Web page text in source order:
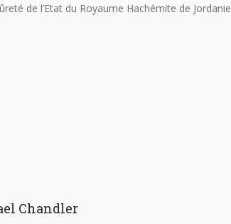
de l’Etat du Royaume Hachémite de Jordanie
Chandler